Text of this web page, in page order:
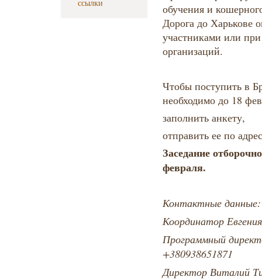
ссылки
обучения и
Дорога до Харькове
участниками или
организаций.
Чтобы поступить в
необходимо до 18
заполнить анкету,
отправить ее по
Заседание
февраля.
Контактные данные:
Координатор
Программный
+380938651871
Директор Виталий